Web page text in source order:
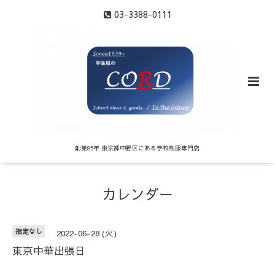
03-3388-0111
創業85年 東京都中野区にある学校制服専門店
カレンダー
指定なし 2022-06-28 (火)
東京中華出張日